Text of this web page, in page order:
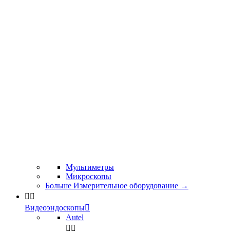
Мультиметры
Микроскопы
Больше Измерительное оборудование →
 
Видеоэндоскопы
Autel
 